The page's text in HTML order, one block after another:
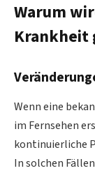
Warum
Krankheit
Wenn eine
im Fernsehen
kontinuierliche
In solchen